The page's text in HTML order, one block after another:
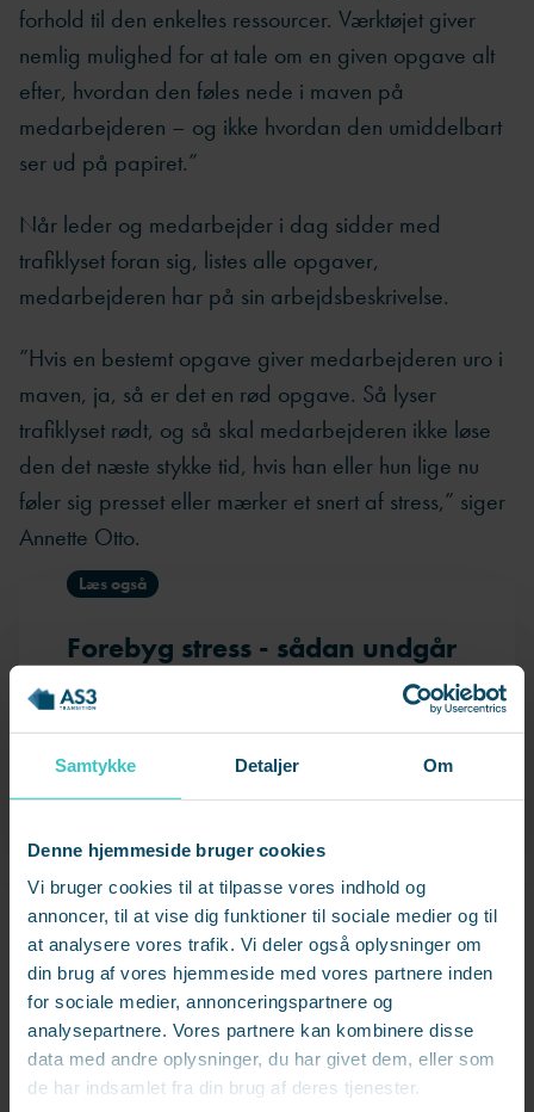
Samtykke Detaljer Om
Denne hjemmeside bruger cookies
Vi bruger cookies til at tilpasse vores indhold og
annoncer, til at vise dig funktioner til sociale medier og til
at analysere vores trafik. Vi deler også oplysninger om
din brug af vores hjemmeside med vores partnere inden
for sociale medier, annonceringspartnere og
analysepartnere. Vores partnere kan kombinere disse
data med andre oplysninger, du har givet dem, eller som
de har indsamlet fra din brug af deres tjenester.
forhold til den enkeltes ressourcer. Værktøjet giver
nemlig mulighed for at tale om en given opgave alt
efter, hvordan den føles nede i maven på
medarbejderen – og ikke hvordan den umiddelbart
ser ud på papiret.”
Når leder og medarbejder i dag sidder med
trafiklyset foran sig, listes alle opgaver,
medarbejderen har på sin arbejdsbeskrivelse.
”Hvis en bestemt opgave giver medarbejderen uro i
maven, ja, så er det en rød opgave. Så lyser
trafiklyset rødt, og så skal medarbejderen ikke løse
den det næste stykke tid, hvis han eller hun lige nu
føler sig presset eller mærker et snert af stress,” siger
Annette Otto.
Læs også
Forebyg stress - sådan undgår
du mistrivsel på
arbejdspladsen
Fokus på medarbejderne – og deres
familier
Ateas medarbejdere er også blevet tilbudt – dog
kun af frivillighedens vej – at deltage i forskellige
seminarer og workshops med mental trivsel som
omdrejningspunkt.